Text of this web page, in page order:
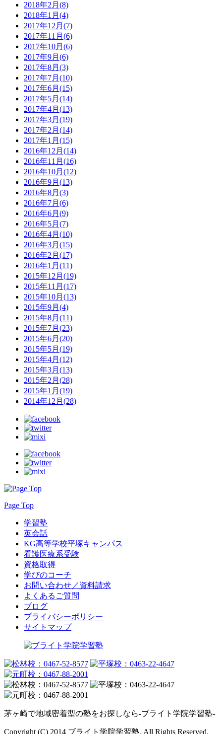
2018年2月(8)
2018年1月(4)
2017年12月(7)
2017年11月(6)
2017年10月(6)
2017年9月(6)
2017年8月(3)
2017年7月(10)
2017年6月(15)
2017年5月(14)
2017年4月(13)
2017年3月(19)
2017年2月(14)
2017年1月(15)
2016年12月(14)
2016年11月(16)
2016年10月(12)
2016年9月(13)
2016年8月(3)
2016年7月(6)
2016年6月(9)
2016年5月(7)
2016年4月(10)
2016年3月(15)
2016年2月(17)
2016年1月(11)
2015年12月(19)
2015年11月(17)
2015年10月(13)
2015年9月(4)
2015年8月(11)
2015年7月(23)
2015年6月(20)
2015年5月(19)
2015年4月(12)
2015年3月(13)
2015年2月(28)
2015年1月(19)
2014年12月(28)
Page Top
学習塾
英会話
KG高等学校平塚キャンパス
看護医療系受験
資格取得
学びのコーチ
お問い合わせ／資料請求
よくあるご質問
ブログ
プライバシーポリシー
サイトマップ
茅ヶ崎で地域密着型の塾をお探しなら-ブライト学院学習塾-
Copyright (C) 2014 ブライト学院学習塾. All Rights Reserved.